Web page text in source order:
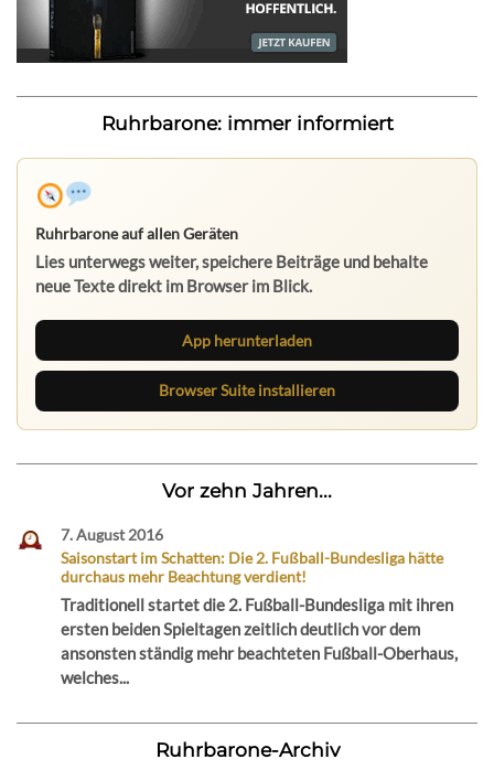
Ruhrbarone: immer informiert
Ruhrbarone auf allen Geräten
Lies unterwegs weiter, speichere Beiträge und behalte
neue Texte direkt im Browser im Blick.
App herunterladen
Browser Suite installieren
Vor zehn Jahren...
7. August 2016
Saisonstart im Schatten: Die 2. Fußball-Bundesliga hätte
durchaus mehr Beachtung verdient!
Traditionell startet die 2. Fußball-Bundesliga mit ihren
ersten beiden Spieltagen zeitlich deutlich vor dem
ansonsten ständig mehr beachteten Fußball-Oberhaus,
welches...
Ruhrbarone-Archiv